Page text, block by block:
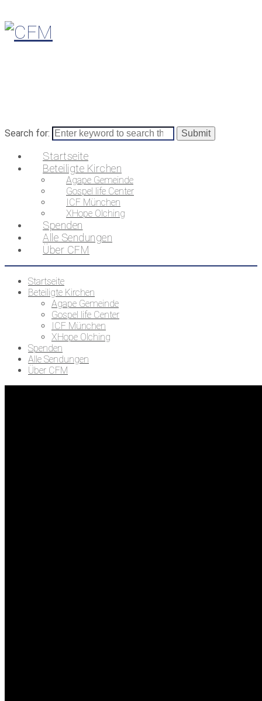
Search for:
Startseite
Beteiligte Kirchen
Agape Gemeinde
Gospel life Center
ICF München
XHope Olching
Spenden
Alle Sendungen
Über CFM
Startseite
Beteiligte Kirchen
Agape Gemeinde
Gospel life Center
ICF München
XHope Olching
Spenden
Alle Sendungen
Über CFM